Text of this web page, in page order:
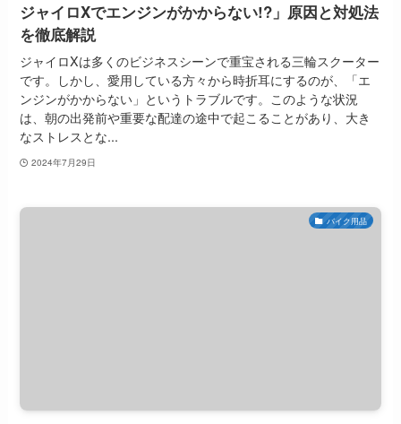
ジャイロXでエンジンがかからない!?」原因と対処法
を徹底解説
ジャイロXは多くのビジネスシーンで重宝される三輪スクーター
です。しかし、愛用している方々から時折耳にするのが、「エ
ンジンがかからない」というトラブルです。このような状況
は、朝の出発前や重要な配達の途中で起こることがあり、大き
なストレスとな...
2024年7月29日
バイク用品